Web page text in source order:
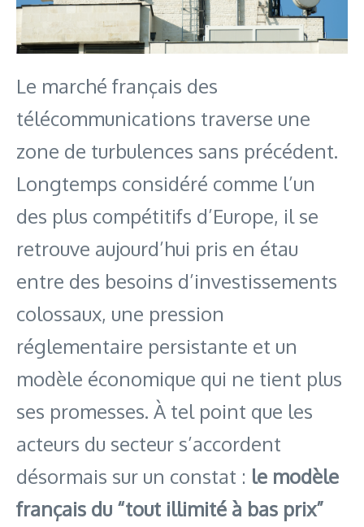
Le marché français des
télécommunications traverse une
zone de turbulences sans précédent.
Longtemps considéré comme l’un
des plus compétitifs d’Europe, il se
retrouve aujourd’hui pris en étau
entre des besoins d’investissements
colossaux, une pression
réglementaire persistante et un
modèle économique qui ne tient plus
ses promesses. À tel point que les
acteurs du secteur s’accordent
désormais sur un constat : le modèle
français du “tout illimité à bas prix”